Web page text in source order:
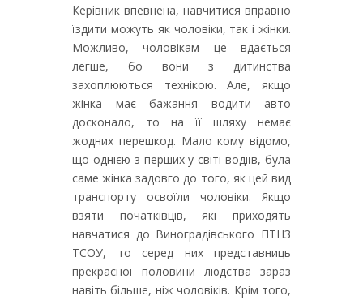
Керівник впевнена, навчитися вправно
їздити можуть як чоловіки, так і жінки.
Можливо, чоловікам це вдається
легше, бо вони з дитинства
захоплюються технікою. Але, якщо
жінка має бажання водити авто
досконало, то на її шляху немає
жодних перешкод. Мало кому відомо,
що однією з перших у світі водіїв, була
саме жінка задовго до того, як цей вид
транспорту освоїли чоловіки. Якщо
взяти початківців, які приходять
навчатися до Виноградівського ПТНЗ
ТСОУ, то серед них представниць
прекрасної половини людства зараз
навіть більше, ніж чоловіків. Крім того,